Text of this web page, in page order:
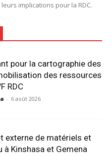
implications pour la RDC.
pour la cartographie des
des ressources
RDC
- 6 août 2026
externe de matériels et
à Kinshasa et Gemena